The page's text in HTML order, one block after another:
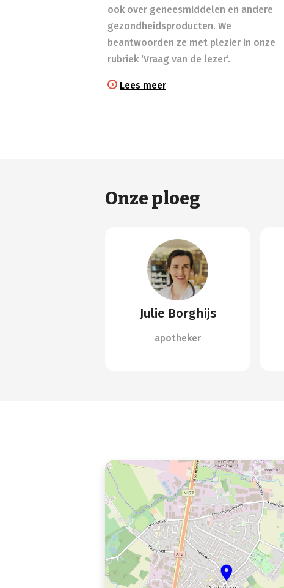
ook over geneesmiddelen en andere
gezondheidsproducten. We
beantwoorden ze met plezier in onze
rubriek ‘Vraag van de lezer’.
Lees meer
Onze ploeg
Julie Borghijs
apotheker